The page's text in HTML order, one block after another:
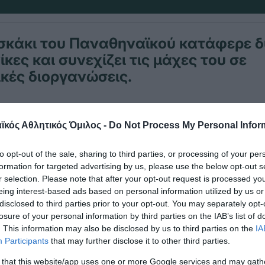
Αθλητικός Όμιλος - Do Not Process My Personal
opt-out of the sale, sharing to third parties, or processing of your
for targeted advertising by us, please use the below opt-out
selection. Please note that after your opt-out request is processed
interest-based ads based on personal information utilized by us
to third parties prior to your opt-out. You may separately
of your personal information by third parties on the IAB’s list of
This information may also be disclosed by us to third parties on the
Participants that may further disclose it to other third parties.
that this website/app uses one or more Google services and may
του Παναθηναϊκού κατάφερε
και συνεχίζει τις μάχες του σε
διοργανώσεις.
σημερινά αποτελέσματα:
Δίας Πετρούπολης 7.5-2.5 για το Πρωτάθλημα
Παναθηναϊκός 0.5-5.5 Για το Κύπελλο Κολυβάς’
3.5.-2.5 για το κύπελλο Στρόφαλης